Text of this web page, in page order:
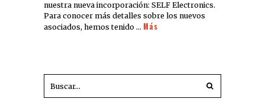
nuestra nueva incorporación: SELF Electronics.
Para conocer más detalles sobre los nuevos
asociados, hemos tenido … Más